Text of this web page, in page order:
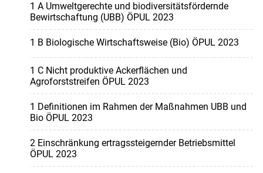
1 A Umweltgerechte und biodiversitätsfördernde
Bewirtschaftung (UBB) ÖPUL 2023
1 B Biologische Wirtschaftsweise (Bio) ÖPUL 2023
1 C Nicht produktive Ackerflächen und
Agroforststreifen ÖPUL 2023
1 Definitionen im Rahmen der Maßnahmen UBB und
Bio ÖPUL 2023
2 Einschränkung ertragssteigernder Betriebsmittel
ÖPUL 2023